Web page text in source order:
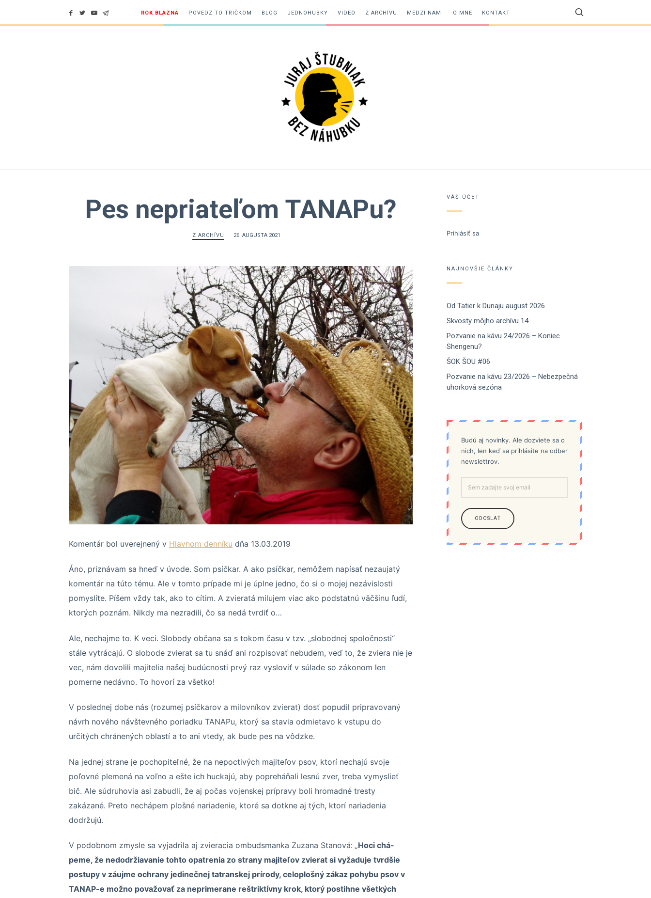
ROK BLÁZNA POVEDZ TO TRIČKOM BLOG JEDNOHUBKY VIDEO Z ARCHÍVU MEDZI NAMI O MNE KONTAKT
Juraj
Štubniak
Pes nepriateľom TANAPu?
Z ARCHÍVU 26. AUGUSTA 2021
Komentár bol uverejnený v Hlavnom denníku dňa 13.03.2019
Áno, priznávam sa hneď v úvode. Som psíčkar. A ako psíčkar, nemôžem napísať nezaujatý
komentár na túto tému. Ale v tomto prípade mi je úplne jedno, čo si o mojej nezávislosti
pomyslíte. Píšem vždy tak, ako to cítim. A zvieratá milujem viac ako podstatnú väčšinu ľudí,
ktorých poznám. Nikdy ma nezradili, čo sa nedá tvrdiť o…
Ale, nechajme to. K veci. Slobody občana sa s tokom času v tzv. „slobodnej spoločnosti“
stále vytrácajú. O slobode zvierat sa tu snáď ani rozpisovať nebudem, veď to, že zviera nie je
vec, nám dovolili majitelia našej budúcnosti prvý raz vysloviť v súlade so zákonom len
pomerne nedávno. To hovorí za všetko!
V poslednej dobe nás (rozumej psíčkarov a milovníkov zvierat) dosť popudil pripravovaný
návrh nového návštevného poriadku TANAPu, ktorý sa stavia odmietavo k vstupu do
určitých chránených oblastí a to ani vtedy, ak bude pes na vôdzke.
Na jednej strane je pochopiteľné, že na nepoctivých majiteľov psov, ktorí nechajú svoje
poľovné plemená na voľno a ešte ich huckajú, aby popreháňali lesnú zver, treba vymyslieť
bič. Ale súdruhovia asi zabudli, že aj počas vojenskej prípravy boli hromadné tresty
zakázané. Preto nechápem plošné nariadenie, ktoré sa dotkne aj tých, ktorí nariadenia
dodržujú.
V podobnom zmysle sa vyjadrila aj zvie­ra­cia om­buds­manka Zu­zana Sta­nová: „Hoci chá­
peme, že ne­do­dr­žia­va­nie tohto opat­re­nia zo strany ma­ji­te­ľov zvie­rat si vy­ža­duje tvr­d­šie
po­stupy v zá­ujme ochrany je­di­neč­nej ta­trans­kej prí­rody, ce­lo­plošný zá­kaz po­hybu psov v
TA­NAP-e možno po­va­žo­vať za ne­pri­me­rane re­štrik­tívny krok, ktorý pos­tihne všet­kých
VÁŠ ÚČET
Prihlásiť sa
NAJNOVŠIE ČLÁNKY
Od Tatier k Dunaju august 2026
Skvosty môjho archívu 14
Pozvanie na kávu 24/2026 – Koniec
Shengenu?
ŠOK ŠOU #06
Pozvanie na kávu 23/2026 – Nebezpečná
uhorková sezóna
Budú aj novinky. Ale dozviete sa o
nich, len keď sa prihlásite na odber
newslettrov.